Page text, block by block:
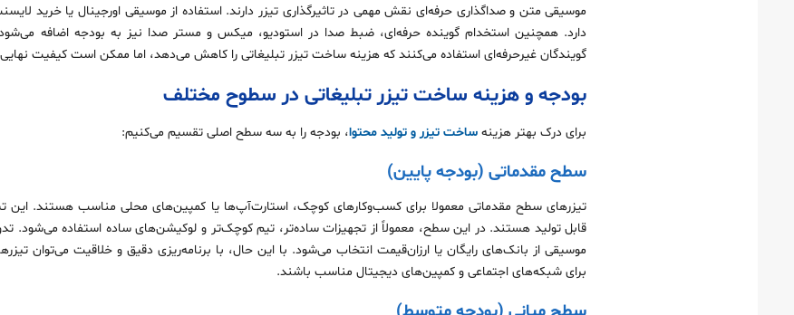
موسیقی متن و صداگذاری حرفه‌ای نقش مهمی در تاثیرگذاری تیزر دارند. استفاده از موسیقی اورجینال یا خرید
دارد. همچنین استخدام گوینده حرفه‌ای، ضبط صدا در استودیو، میکس و مستر صدا نیز به بودجه اضافه می‌شود.
گویندگان غیرحرفه‌ای استفاده می‌کنند که هزینه ساخت تیزر تبلیغاتی را کاهش می‌دهد، اما ممکن است کیفیت نهایی
بودجه و هزینه ساخت تیزر تبلیغاتی در سطوح مختلف
برای درک بهتر هزینه ساخت تیزر و تولید محتوا، بودجه را به سه سطح اصلی تقسیم می‌کنیم:
سطح مقدماتی (بودجه پایین)
قابل تولید هستند. در این سطح، معمولاً از تجهیزات ساده‌تر، تیم کوچک‌تر و لوکیشن‌های ساده استفاده می‌شود.
موسیقی از بانک‌های رایگان یا ارزان‌قیمت انتخاب می‌شود. با این حال، با برنامه‌ریزی دقیق و خلاقیت می‌توان
برای شبکه‌های اجتماعی و کمپین‌های دیجیتال مناسب باشند.